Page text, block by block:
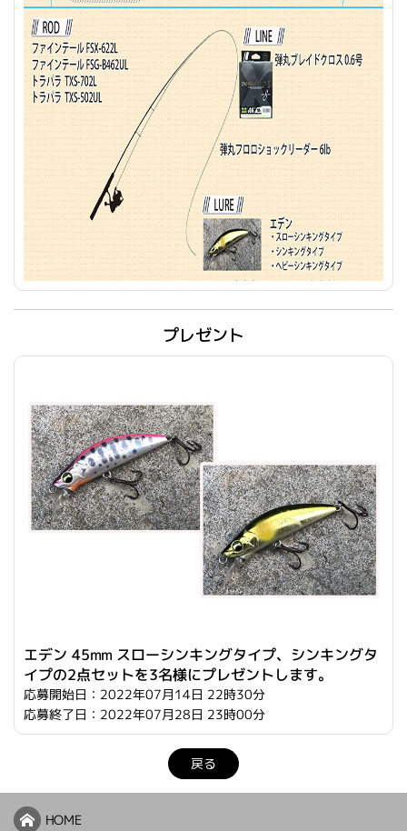
プレゼント
エデン 45mm スローシンキングタイプ、シンキングタ
イプの2点セットを3名様にプレゼントします。
応募開始日：2022年07月14日 22時30分
応募終了日：2022年07月28日 23時00分
戻る
HOME